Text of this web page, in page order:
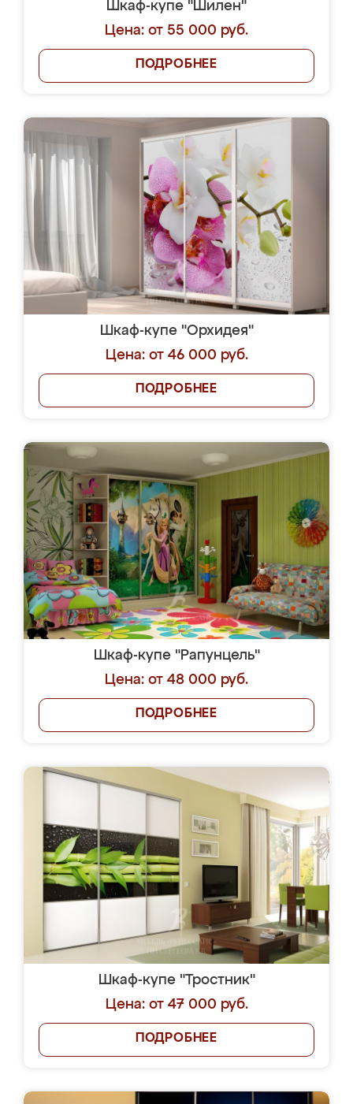
Шкаф-купе "Шилен"
Цена: от 55 000 руб.
ПОДРОБНЕЕ
Шкаф-купе "Орхидея"
Цена: от 46 000 руб.
ПОДРОБНЕЕ
Шкаф-купе "Рапунцель"
Цена: от 48 000 руб.
ПОДРОБНЕЕ
Шкаф-купе "Тростник"
Цена: от 47 000 руб.
ПОДРОБНЕЕ